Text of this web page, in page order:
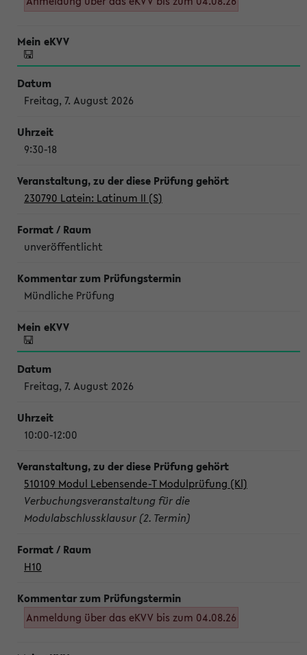
Freitag, 7. August 2026
9:30-18
230790 Latein: Latinum II (S)
unveröffentlicht
Mündliche Prüfung
Freitag, 7. August 2026
10:00-12:00
510109 Modul Lebensende-T Modulprüfung (Kl)
Verbuchungsveranstaltung für die
Modulabschlussklausur (2. Termin)
H10
Anmeldung über das eKVV bis zum 04.08.26